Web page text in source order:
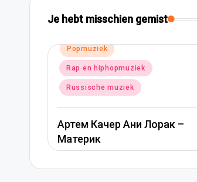
Je hebt misschien gemist
Geplaatst
in
Popmuziek
Russische muziek
Ани Лорак — Наполовину